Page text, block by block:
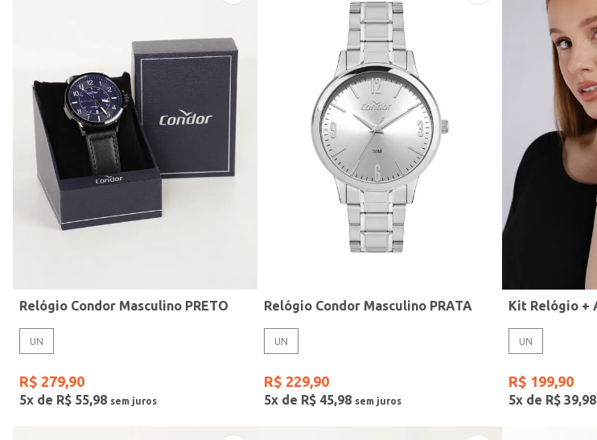
Relógio Condor Masculino PRETO
UN
R$ 279,90
5x de R$ 55,98
Relógio Condor Masculino PRATA
UN
R$ 229,90
5x de R$ 45,98
UN
R$ 199,90
5x de R$ 39,98